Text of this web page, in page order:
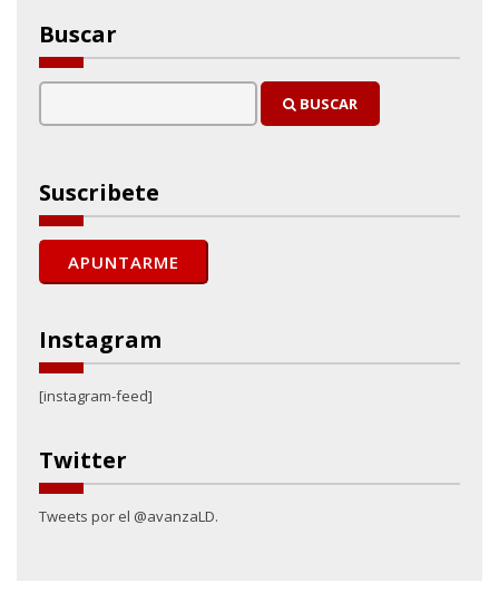
Buscar
BUSCAR
Suscribete
Instagram
[instagram-feed]
Twitter
Tweets por el @avanzaLD.